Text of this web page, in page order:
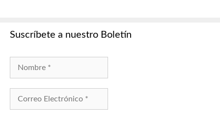
Suscríbete a nuestro Boletín